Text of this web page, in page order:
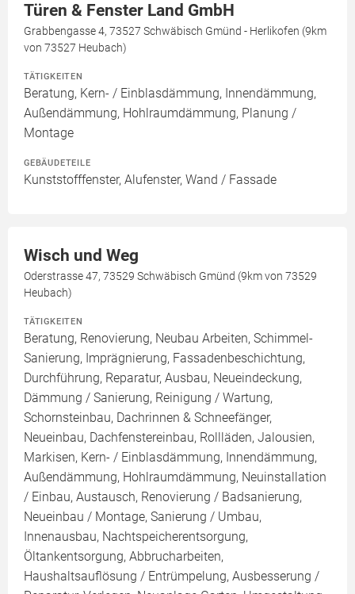
Türen & Fenster Land GmbH
Grabbengasse 4, 73527 Schwäbisch Gmünd - Herlikofen (9km
von 73527 Heubach)
TÄTIGKEITEN
Beratung, Kern- / Einblasdämmung, Innendämmung,
Außendämmung, Hohlraumdämmung, Planung /
Montage
GEBÄUDETEILE
Kunststofffenster, Alufenster, Wand / Fassade
Wisch und Weg
Oderstrasse 47, 73529 Schwäbisch Gmünd (9km von 73529
Heubach)
TÄTIGKEITEN
Beratung, Renovierung, Neubau Arbeiten, Schimmel-
Sanierung, Imprägnierung, Fassadenbeschichtung,
Durchführung, Reparatur, Ausbau, Neueindeckung,
Dämmung / Sanierung, Reinigung / Wartung,
Schornsteinbau, Dachrinnen & Schneefänger,
Neueinbau, Dachfenstereinbau, Rollläden, Jalousien,
Markisen, Kern- / Einblasdämmung, Innendämmung,
Außendämmung, Hohlraumdämmung, Neuinstallation
/ Einbau, Austausch, Renovierung / Badsanierung,
Neueinbau / Montage, Sanierung / Umbau,
Innenausbau, Nachtspeicherentsorgung,
Öltankentsorgung, Abbrucharbeiten,
Haushaltsauflösung / Entrümpelung, Ausbesserung /